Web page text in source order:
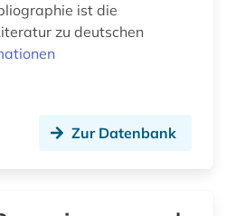
protektorat böhmen und mähren (1)
ist die
zu deutschen
Zur Datenbank